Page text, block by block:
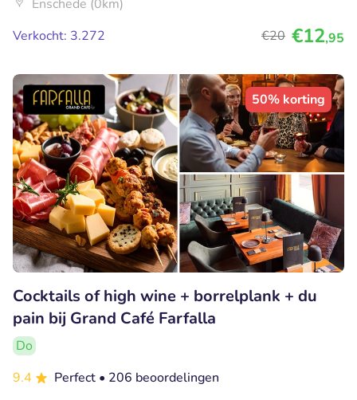
Enschede (0km)
Verkocht: 3.272
€20 €12,95
50% korting
Cocktails of high wine + borrelplank + du
pain bij Grand Café Farfalla
Do
9.4
Perfect • 206 beoordelingen